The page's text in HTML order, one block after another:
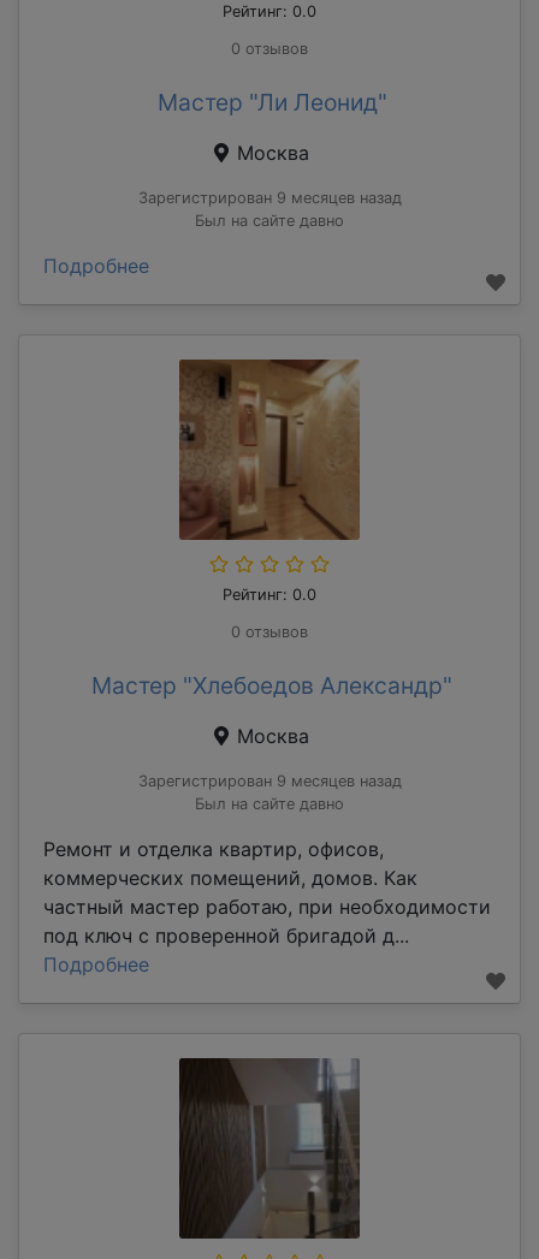
Рейтинг: 0.0
0 отзывов
Мастер "Ли Леонид"
Москва
Зарегистрирован 9 месяцев назад
Был на сайте давно
Подробнее
Рейтинг: 0.0
0 отзывов
Мастер "Хлебоедов Александр"
Москва
Зарегистрирован 9 месяцев назад
Был на сайте давно
Ремонт и отделка квартир, офисов,
коммерческих помещений, домов. Как
частный мастер работаю, при необходимости
под ключ с проверенной бригадой д...
Подробнее